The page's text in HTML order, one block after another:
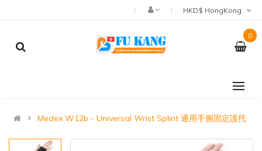
0
Medex W12b - Universal Wrist Splint 通用手腕固定護托